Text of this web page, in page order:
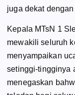
juga dekat
Kepala MTsN 1
mewakili seluruh
menyampaikan
setinggi-tingginya
menegaskan